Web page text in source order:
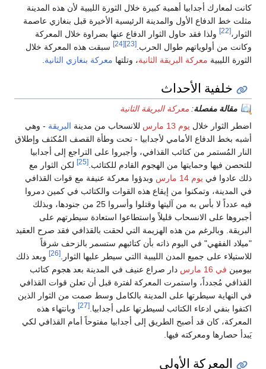
كانت لمعارك أجدابيا أهمية كبيرة خلال الثورة الليبية لأن هذه المدينة
مثلت خط الدفاع الأول والمدينة الرئيسية الأخيرة قبل بنغازي عاصمة
الثوار،[22]
ولذا فقد حاول الثوار الدفاع عنها بضراوة خلال المعركة
وكانت من أولوياتهم طوال الحرب. [23]
[24]
سبقت هذه المعركة خلال
الثورة الليبية معركة البريقة الثانية، وتلتها معركة بنغازي الثانية
خلفية الأحداث
مقالة مفصلة: معركة البريقة الثانية
اضطر الثوار خلال يوم 13 مارس للانسحاب من مدينة البريقة - وهي
أشبه بخط الدفاع الأمامي لأجدابيا - تحت وطأة القصف المُكثف وإطلاق
النار المُستمر من كتائب القذافي، وأجبروا على التراجع إلى أجدابيا
للتحصن فيها وحمايتها من الهجوم القادم للكتائب. [25]
لكن الثوار مع
ذلك عادوا في يوم 14 مارس
وبدؤوا معركة عنيفة مع قوات القذافي
في المدينة، وتمكنوا من إيقاع هذه القوات والكتائب في كمين دمروا
فيه عدداً لا بأس به من آليتها وقتلوا وأسروا 25 من جنودها، وبذلك
أجبروها على الانسحاب قليلاً واستطاعوا استعادة سيطرتهم على
البريقة. وبالرغم من هذه الهزيمة التي لحقت بالقذافي فقد صرح العقيد
"ميلاد الفقهي" في اليوم ذاته بأن كتائبهم ستسمر بالزحف شرقاً
للاستيلاء على جميع المدن الليبية االتي سيطر عليها الثوار.
[26]
وبعد ذلك
بيومين في 16 مارس
دار صراع عنيف في المدينة بعد هجوم كتائب
القذافي مُجدداً، واستمرت المعركة لفترة قبل أن تعلن قوات القذافي
في النهاية سيطرتها على المدينة بالكامل وسط صمت من الثوار الذين
اكتفوا بنفي ادعاء الكتائب لسيطرتها على أجدابيا. [27]
وبانتهاء هذه
المعركة، كان قد أصبح الطريق إلى أجدابيا مفتوحاً أمام القذافي لكي
يَبدأ حصارها ومعركته فيها.
المعركة الأولى